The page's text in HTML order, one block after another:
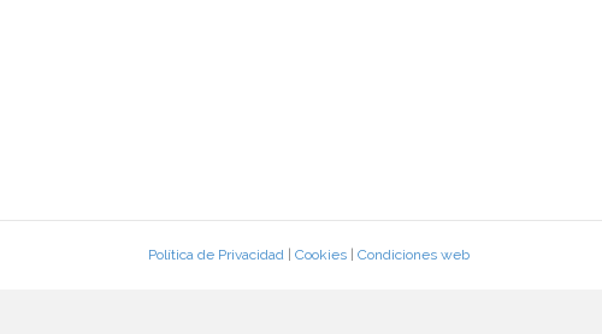
Política de Privacidad| Cookies| Condiciones web